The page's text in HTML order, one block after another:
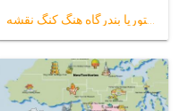
ویکتوریا بندرگاه هنگ کنگ نقشه